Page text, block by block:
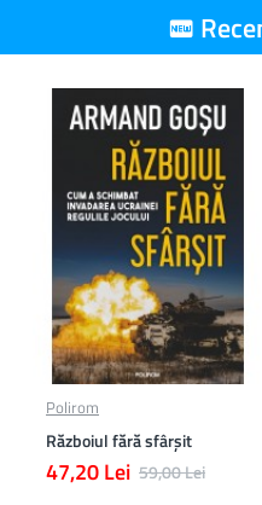
Polirom
Războiul fără sfârşit
47,20 Lei 59,00 Lei